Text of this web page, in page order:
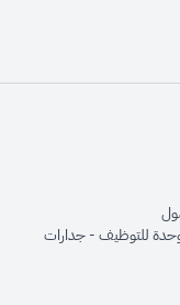
opens in new
opens in new
opens in new
opens in new
opens in new
opens in new window
للتوظيف - جدارات